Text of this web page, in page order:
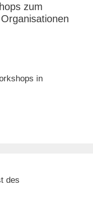
zum
in
des